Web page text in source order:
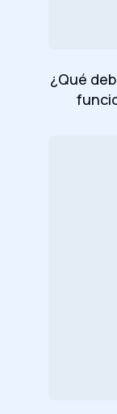
¿Qué